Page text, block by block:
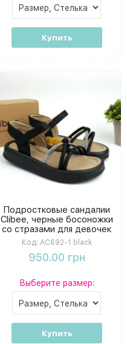
Купить
Подростковые сандалии
Clibeе, черные босоножки
со стразами для девочек
Код: AC692-1 black
950.00 грн
Выберите размер:
Купить